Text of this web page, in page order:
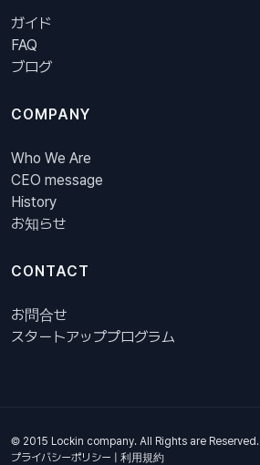
ガイド
FAQ
ブログ
COMPANY
Who We Are
CEO message
History
お知らせ
CONTACT
お問合せ
スタートアッププログラム
© 2015 Lockin company. All Rights are Reserved.
プライバシーポリシー
利用規約